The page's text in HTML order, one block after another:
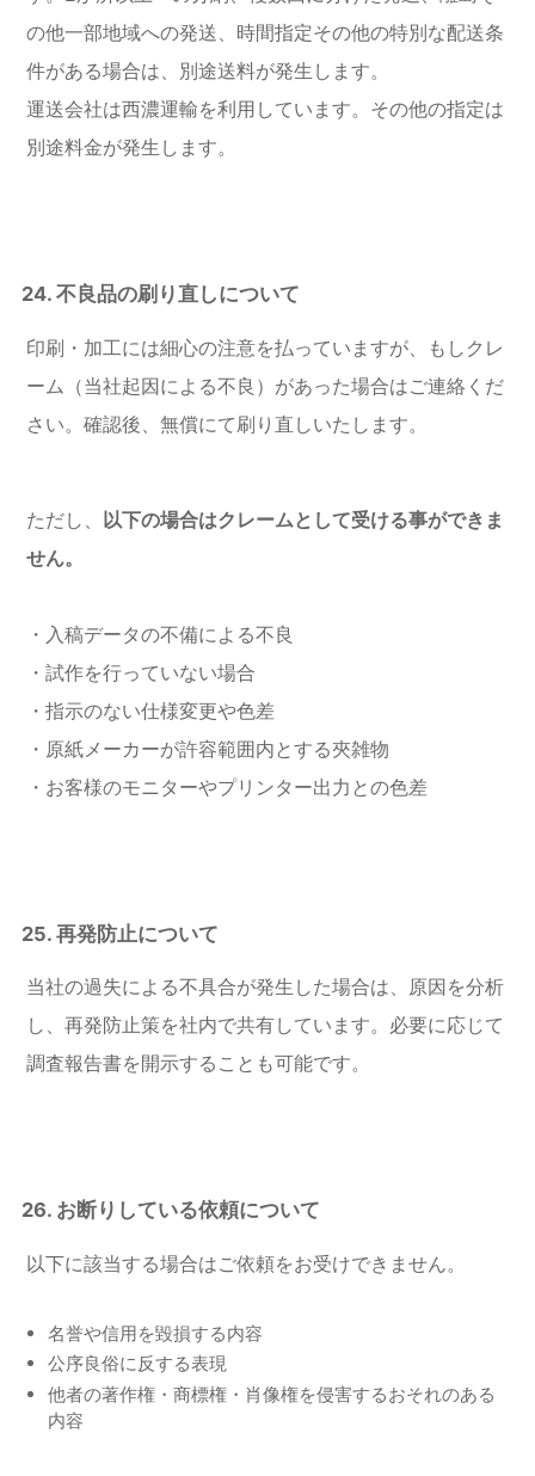
の他一部地域への発送、時間指定その他の特別な配送条
件がある場合は、別途送料が発生します。
運送会社は西濃運輸を利用しています。その他の指定は
別途料金が発生します。
24. 不良品の刷り直しについて
印刷・加工には細心の注意を払っていますが、もしクレ
ーム（当社起因による不良）があった場合はご連絡くだ
さい。確認後、無償にて刷り直しいたします。
ただし、 以下の場合はクレームとして受ける事ができま
せん。
・入稿データの不備による不良
・試作を行っていない場合
・指示のない仕様変更や色差
・原紙メーカーが許容範囲内とする夾雑物
・お客様のモニターやプリンター出力との色差
25. 再発防止について
当社の過失による不具合が発生した場合は、原因を分析
し、再発防止策を社内で共有しています。必要に応じて
調査報告書を開示することも可能です。
26. お断りしている依頼について
以下に該当する場合はご依頼をお受けできません。
名誉や信用を毀損する内容
公序良俗に反する表現
他者の著作権・商標権・肖像権を侵害するおそれのある
内容